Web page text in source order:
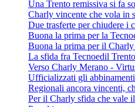
Una Trento remissiva si fa
Charly vincente che vola in
Due trasferte per chiudere i
Buona la prima per la
Buona la prima per il
La sfida fra Tecnoedil
Verso Charly Merano -
Ufficializzati gli
Regionali ancora vincenti,
Per il Charly sfida che vale